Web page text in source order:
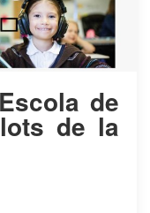
de
de la